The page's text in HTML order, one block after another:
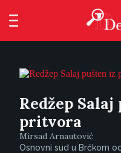
Redžep
pritvora
Mirsad Arnautović
Osnovni sud u Brčkom